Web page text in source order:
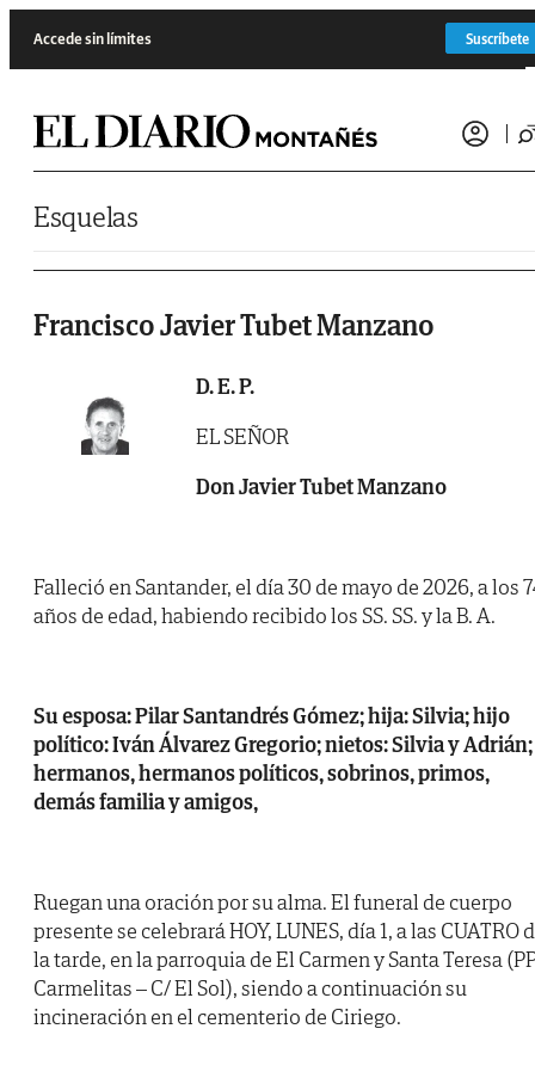
Accede sin límites Suscríbete
Esquelas
Francisco Javier Tubet Manzano
D. E. P.
EL SEÑOR
Don Javier Tubet Manzano
Falleció en Santander, el día 30 de mayo de 2026, a los
años de edad, habiendo recibido los SS. SS. y la B. A.
Su esposa: Pilar Santandrés Gómez; hija: Silvia; hijo
político: Iván Álvarez Gregorio; nietos: Silvia y Adrián;
hermanos, hermanos políticos, sobrinos, primos,
demás familia y amigos,
Ruegan una oración por su alma. El funeral de cuerpo
presente se celebrará HOY, LUNES, día 1, a las CUATRO
la tarde, en la parroquia de El Carmen y Santa Teresa
Carmelitas – C/ El Sol), siendo a continuación su
incineración en el cementerio de Ciriego.